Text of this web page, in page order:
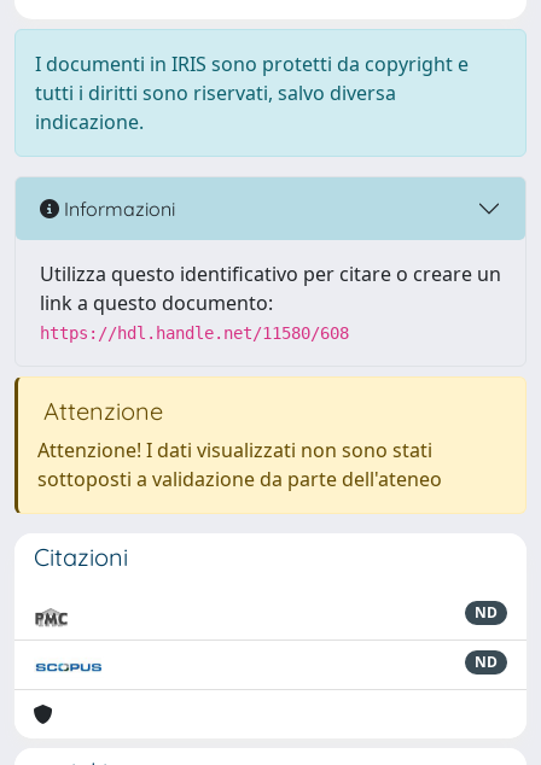
I documenti in IRIS sono protetti da copyright e
tutti i diritti sono riservati, salvo diversa
indicazione.
Informazioni
Utilizza questo identificativo per citare o creare un
link a questo documento:
https://hdl.handle.net/11580/608
Attenzione
Attenzione! I dati visualizzati non sono stati
sottoposti a validazione da parte dell'ateneo
Citazioni
ND
ND